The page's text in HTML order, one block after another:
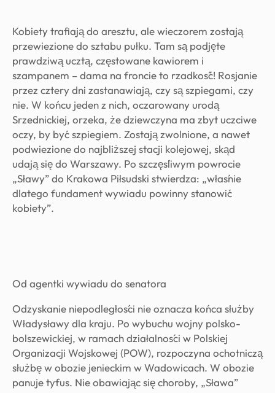
Kobiety trafiają do aresztu, ale wieczorem zostają
przewiezione do sztabu pułku. Tam są podjęte
prawdziwą ucztą, częstowane kawiorem i
szampanem – dama na froncie to rzadkość! Rosjanie
przez cztery dni zastanawiają, czy są szpiegami, czy
nie. W końcu jeden z nich, oczarowany urodą
Srzednickiej, orzeka, że dziewczyna ma zbyt uczciwe
oczy, by być szpiegiem. Zostają zwolnione, a nawet
podwiezione do najbliższej stacji kolejowej, skąd
udają się do Warszawy. Po szczęśliwym powrocie
„Sławy” do Krakowa Piłsudski stwierdza: „właśnie
dlatego fundament wywiadu powinny stanowić
kobiety”.
Od agentki wywiadu do senatora
Odzyskanie niepodległości nie oznacza końca służby
Władysławy dla kraju. Po wybuchu wojny polsko-
bolszewickiej, w ramach działalności w Polskiej
Organizacji Wojskowej (POW), rozpoczyna ochotniczą
służbę w obozie jenieckim w Wadowicach. W obozie
panuje tyfus. Nie obawiając się choroby, „Sława”